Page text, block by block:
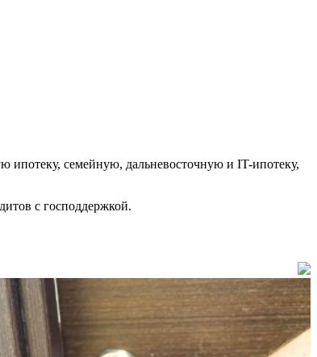
ипотеку, семейную, дальневосточную и IT-ипотеку,
с господдержкой.